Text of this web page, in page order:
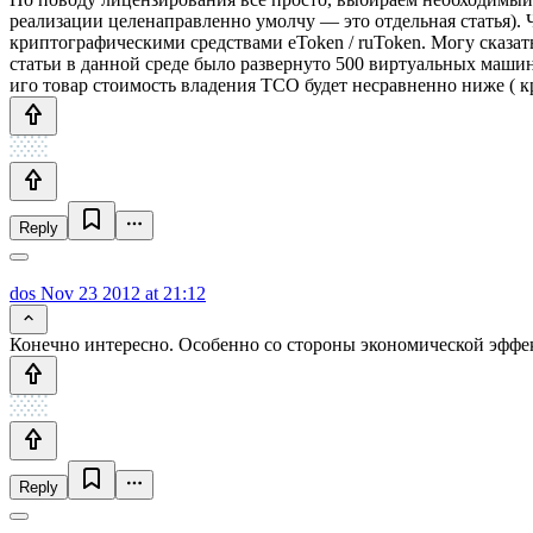
реализации целенаправленно умолчу — это отдельная
криптографическими средствами eToken / ruToken. Могу
статьи в данной среде было развернуто 500 виртуальных
иго товар стоимость владения TCO будет несравненно ниже (
Reply
dos Nov 23 2012 at 21:12
Конечно интересно. Особенно со стороны экономической
Reply